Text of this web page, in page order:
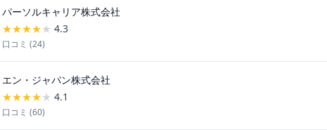
パーソルキャリア株式会社
★★★★★ 4.3
口コミ (24)
エン・ジャパン株式会社
★★★★★ 4.1
口コミ (60)